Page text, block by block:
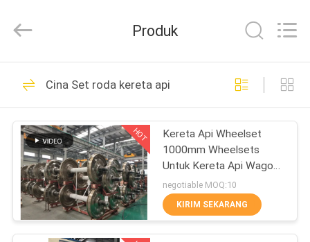
RUMAH
PRODUK
TENTANG
KITA
WISATA
Equipment
Rights
suku cadang kereta
api
45
22
Produk
Cina Set roda kereta api
HOT
Kereta Api Wheelset
1000mm Wheelsets
Untuk Kereta Api Wagon
Wheel dan Axle
Assembly
negotiable MOQ:10
KIRIM SEKARANG